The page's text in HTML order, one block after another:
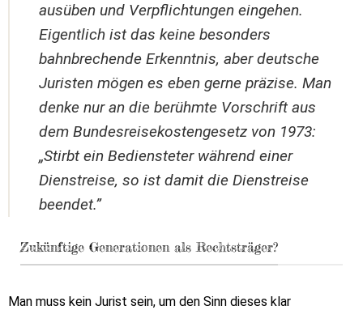
ausüben und Verpflichtungen eingehen.
Eigentlich ist das keine besonders
bahnbrechende Erkenntnis, aber deutsche
Juristen mögen es eben gerne präzise. Man
denke nur an die berühmte Vorschrift aus
dem Bundesreisekostengesetz von 1973:
„Stirbt ein Bediensteter während einer
Dienstreise, so ist damit die Dienstreise
beendet.”
Zukünftige Generationen als Rechtsträger?
Man muss kein Jurist sein, um den Sinn dieses klar